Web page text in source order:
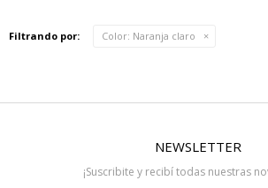
Filtrando por: Color: Naranja claro
NEWSLETTER
¡Suscribite y recibí todas nuestras